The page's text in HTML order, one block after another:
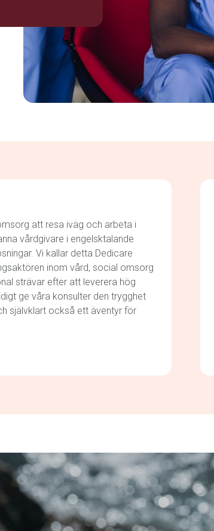
att resa iväg och arbeta i
vårdgivare i engelsktalande
Vi kallar detta Dedicare
inom vård, social omsorg
strävar efter att leverera hög
ge våra konsulter den trygghet
självklart också ett äventyr för